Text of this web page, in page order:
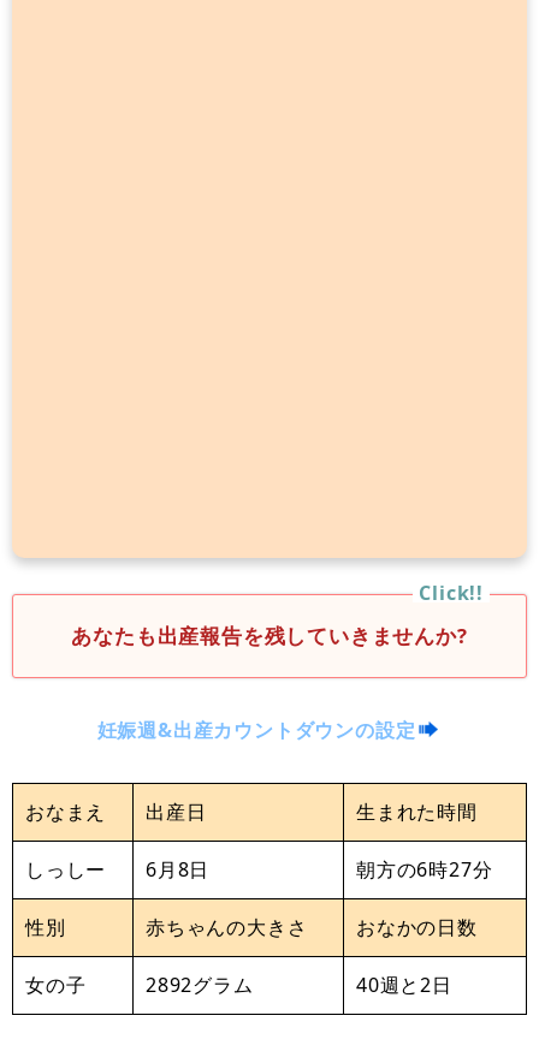
あなたも出産報告を残していきませんか?
妊娠週&出産カウントダウンの設定
おなまえ 出産日 生まれた時間
しっしー 6月8日 朝方の6時27分
性別 赤ちゃんの大きさ おなかの日数
女の子 2892グラム 40週と2日